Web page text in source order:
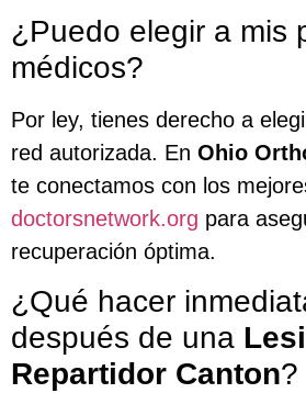
¿Puedo elegir a mis
médicos?
Por ley, tienes derecho a
red autorizada. En Ohio
te conectamos con los
doctorsnetwork.org para
recuperación óptima.
¿Qué hacer
después de una
Repartidor Canton?